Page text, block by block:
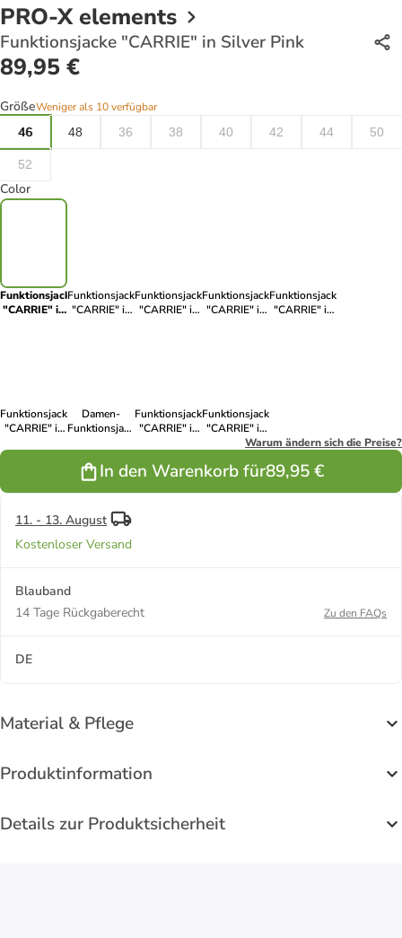
PRO-X elements
Funktionsjacke "CARRIE" in Silver Pink
89,95 €
GrößeWeniger als 10 verfügbar
46
48 36 38 40 42 44 50
52
Color
Funktionsjacke
"CARRIE" in
Funktionsjacke
"CARRIE" in
Funktionsjacke
"CARRIE" in
Funktionsjacke
"CARRIE" in
Funktionsjacke
"CARRIE" in
Funktionsjacke
"CARRIE" in
Damen-
Funktionsjacke
Sulphur
Spring
Funktionsjacke
"CARRIE" in
Funktionsjacke
"CARRIE" in
KirschrotWarum ändern sich die Preise?
In den Warenkorb für89,95 €
11. - 13. August
Kostenloser Versand
Blauband
14 Tage Rückgaberecht
Zu den FAQs
DE
Material & Pflege
Produktinformation
Details zur Produktsicherheit